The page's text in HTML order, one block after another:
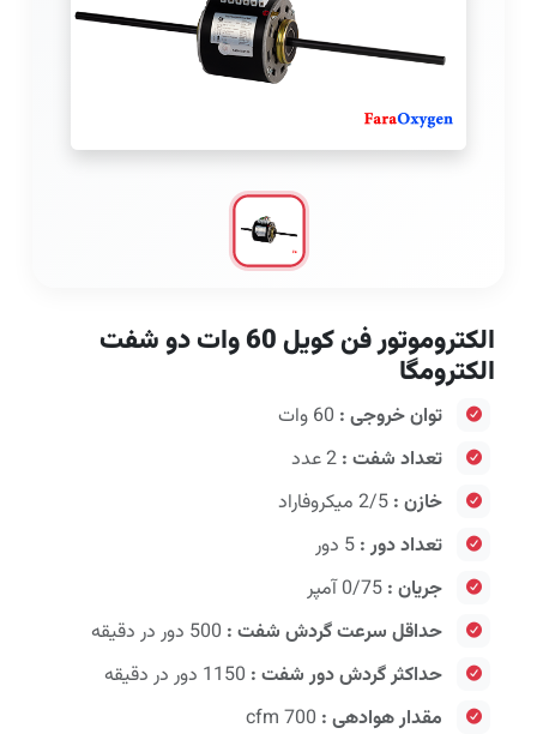
الکتروموتور فن کویل 60 وات دو شفت
الکترومگا
توان خروجی :
تعداد شفت :
خازن :
تعداد دور :
جریان :
حداقل سرعت گردش شفت :
حداکثر گردش دور شفت :
مقدار هوادهی :